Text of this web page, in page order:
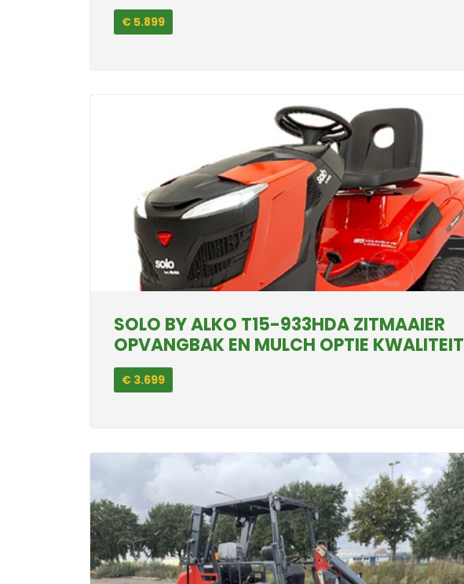
€ 5.899
SOLO BY ALKO T15-933HDA ZITMAAIER
OPVANGBAK EN MULCH OPTIE KWALITEIT
€ 3.699